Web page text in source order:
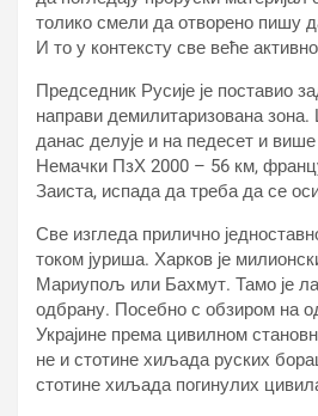
толико смели да отворено пишу
И то у контексту све веће
Председник Русије је поставио
направи демилитаризована
данас делује и на педесет и
Немачки ПзХ 2000 – 56 км,
Заиста, испада да треба да се
Све изгледа прилично
током јуриша. Харков је
Мариупољ или Бахмут. Тамо је
одбрану. Посебно с обзиром на
Украјине према цивилном
не и стотине хиљада руских
стотине хиљада погинулих